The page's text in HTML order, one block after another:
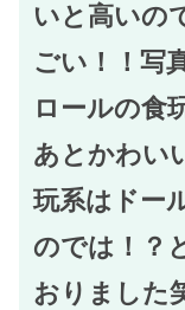
いと高いの
ごい！！写
ロールの食
あとかわい
玩系はドー
のでは！？
おりまし